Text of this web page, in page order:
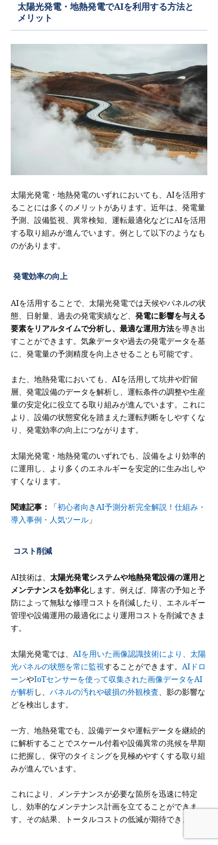
太陽光発電・地熱発電でAIを利用する方法と
メリット
太陽光発電・地熱発電のいずれにおいても、AIを活用す
ることには多くのメリットがあります。近年は、発電量
予測、設備監視、異常検知、運転最適化などにAIを活用
する取り組みが進んでいます。例として以下のようなも
のがあります。
発電効率の向上
AIを活用することで、太陽光発電では天候やパネルの状
態、日射量、過去の発電実績など、発電に影響を与える
要素をリアルタイムで分析し、最適な運用方法を導き出
すことができます。気象データや過去の発電データを基
に、発電量の予測精度を向上させることも可能です。
また、地熱発電においても、AIを活用して坑井や貯留
層、発電設備のデータを解析し、運転条件の調整や生産
量の安定化に役立てる取り組みが進んでいます。これに
より、設備の状態変化を踏まえた運転判断をしやすくな
り、発電効率の向上につながります。
太陽光発電・地熱発電のいずれでも、設備をより効率的
に運用し、より多くのエネルギーを安定的に生み出しや
すくなります。
関連記事： 「初心者向きAI予測分析完全解説！仕組み・
導入事例・人気ツール 」
コスト削減
AI技術は、 太陽光発電システムや地熱発電設備の運用と
メンテナンスを効率化します。例えば、障害の予知と予
防によって無駄な修理コストを削減したり、エネルギー
管理や設備運用の最適化により運用コストを削減できま
す。
太陽光発電では、AIを用いた画像認識技術により、太陽
光パネルの状態を常に監視することができます。AIドロ
ーンやIoTセンサーを使って収集された画像データをAI
が解析し、パネルの汚れや破損の外観検査、影の影響な
どを検出します。
一方、地熱発電でも、設備データや運転データを継続的
に解析することでスケール付着や設備異常の兆候を早期
に把握し、保守のタイミングを見極めやすくする取り組
みが進んでいます。
これにより、メンテナンスが必要な箇所を迅速に特定
し、効率的なメンテナンス計画を立てることができま
す。その結果、トータルコストの低減が期待できます。